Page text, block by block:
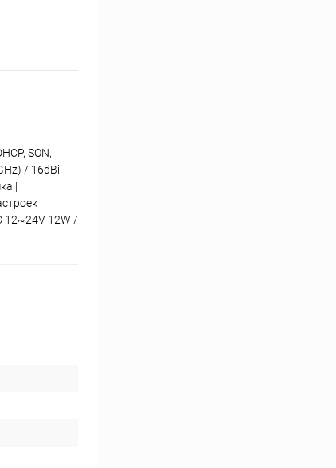
SON,
/ 16dBi
|
|
12~24V 12W /